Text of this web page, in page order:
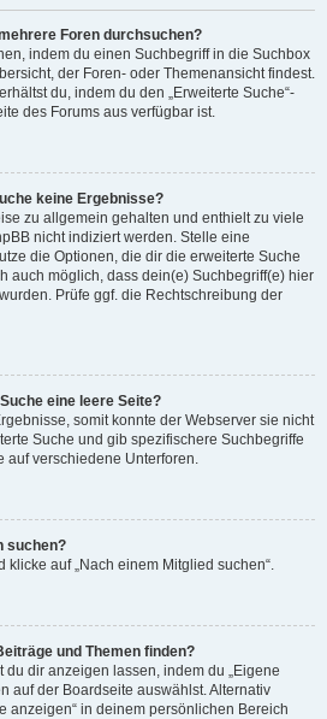
Foren durchsuchen?
indem du einen Suchbegriff in die Suchbox
der Foren- oder Themenansicht findest.
du, indem du den „Erweiterte Suche“-
des Forums aus verfügbar ist.
keine Ergebnisse?
zu allgemein gehalten und enthielt zu viele
nicht indiziert werden. Stelle eine
die Optionen, die dir die erweiterte Suche
auch möglich, dass dein(e) Suchbegriff(e) hier
Prüfe ggf. die Rechtschreibung der
eine leere Seite?
somit konnte der Webserver sie nicht
Suche und gib spezifischere Suchbegriffe
auf verschiedene Unterforen.
suchen?
klicke auf „Nach einem Mitglied suchen“.
und Themen finden?
dir anzeigen lassen, indem du „Eigene
auf der Boardseite auswählst. Alternativ
anzeigen“ in deinem persönlichen Bereich